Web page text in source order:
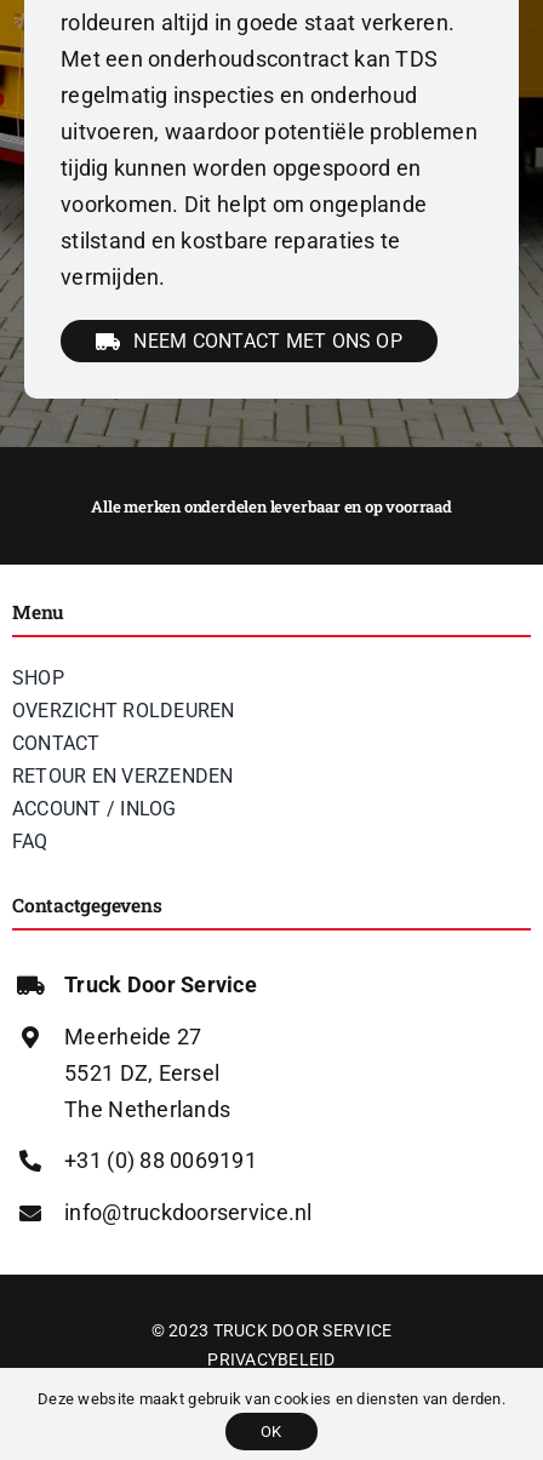
roldeuren altijd in goede staat verkeren.
Met een onderhoudscontract kan TDS
regelmatig inspecties en onderhoud
uitvoeren, waardoor potentiële problemen
tijdig kunnen worden opgespoord en
voorkomen. Dit helpt om ongeplande
stilstand en kostbare reparaties te
vermijden.
NEEM CONTACT MET ONS OP
Menu
SHOP
OVERZICHT ROLDEUREN
CONTACT
RETOUR EN VERZENDEN
ACCOUNT / INLOG
FAQ
Contactgegevens
Truck Door Service
Meerheide 27
5521 DZ, Eersel
The Netherlands
+31 (0) 88 0069191
info@truckdoorservice.nl
© 2023 TRUCK DOOR SERVICE
PRIVACYBELEID
ALGEMENE VOORWAARDEN
Deze website maakt gebruik van cookies en diensten van derden.
OK